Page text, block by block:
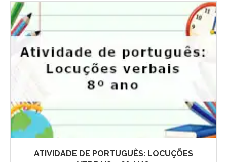
ATIVIDADE DE PORTUGUÊS: LOCUÇÕES